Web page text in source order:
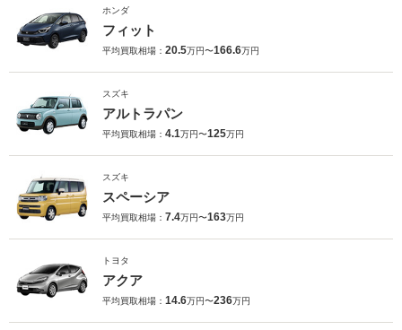
ホンダ
フィット
平均買取相場： 20.5万円〜166.6万円
スズキ
アルトラパン
平均買取相場： 4.1万円〜125万円
スズキ
スペーシア
平均買取相場： 7.4万円〜163万円
トヨタ
アクア
平均買取相場： 14.6万円〜236万円